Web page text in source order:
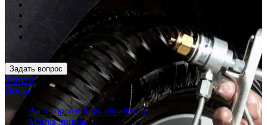
Задать вопрос
Услуги
Цены
Антикоррозийная обработка
Мойка днища